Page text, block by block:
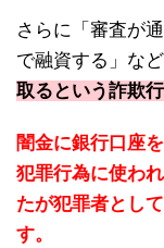
さらに「審査が
で融資する」な
取るという詐欺
闇金に銀行口座
犯罪行為に使わ
たが犯罪者とし
す。